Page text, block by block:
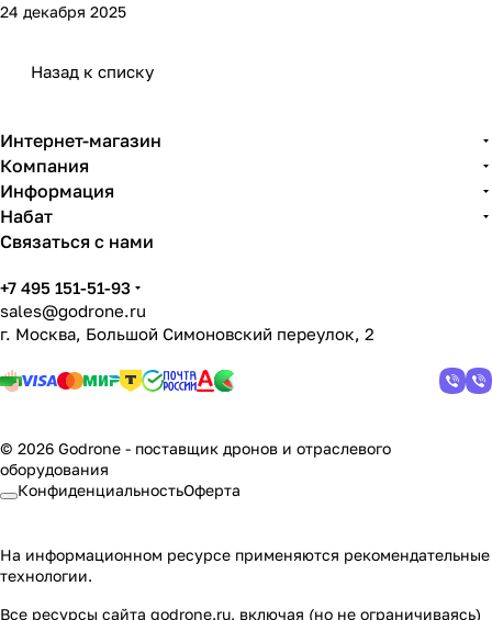
24 декабря 2025
Назад к списку
Интернет-магазин
Компания
Информация
Набат
Связаться с нами
+7 495 151-51-93
sales@godrone.ru
г. Москва, Большой Симоновский переулок, 2
© 2026 Godrone - поставщик дронов и отраслевого
оборудования
КонфиденциальностьОферта
На информационном ресурсе применяются рекомендательные
технологии.
Все ресурсы сайта godrone.ru, включая (но не ограничиваясь)